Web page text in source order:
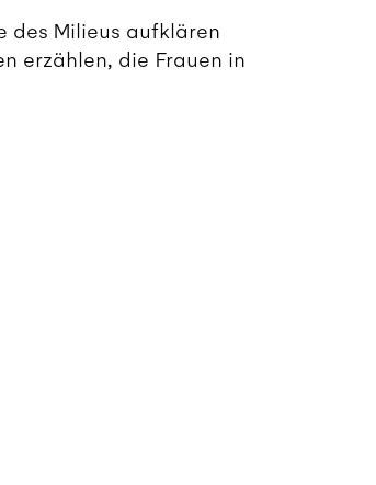
des Milieus aufklären
erzählen, die Frauen in